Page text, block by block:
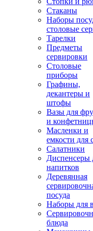
Стаканы
Наборы
столовые
Тарелки
Предметы
сервировки
Столовые
приборы
Графины,
декантеры и
штофы
Вазы для
и
Масленки и
емкости для
Салатники
Диспенсеры
напитков
Деревянная
посуда
Наборы для
блюда